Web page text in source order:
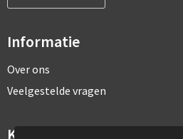
Informatie
Over ons
Veelgestelde vragen
Klantenservice